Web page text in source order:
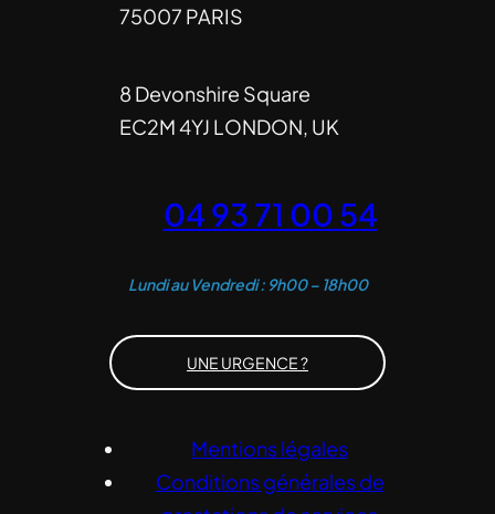
75007 PARIS
8 Devonshire Square
EC2M 4YJ LONDON, UK
04 93 71 00 54
Lundi au Vendredi : 9h00 – 18h00
UNE URGENCE ?
Mentions légales
Conditions générales de